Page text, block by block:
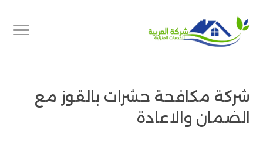
شركة مكافحة حشرات بالقوز مع
الضمان والاعادة